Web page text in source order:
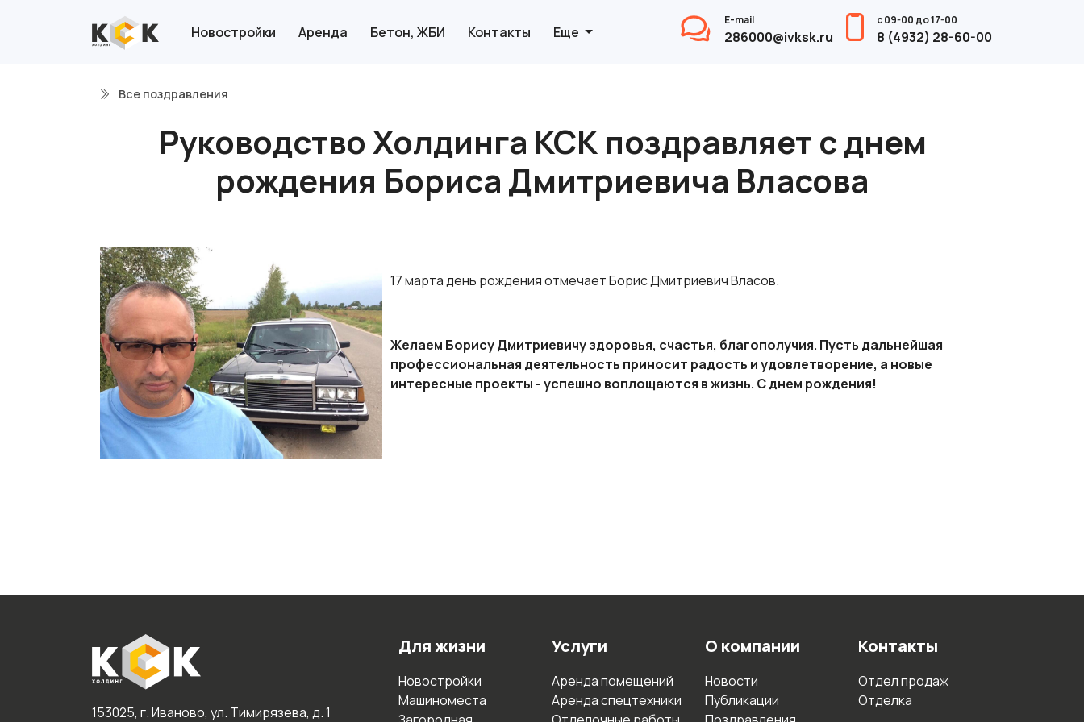
Новостройки Аренда Бетон, ЖБИ Контакты Еще
E-mail
286000@ivksk.ru
с 09-00 до 17-00
8 (4932) 28-60-00
Все поздравления
Руководство Холдинга КСК поздравляет с днем
рождения Бориса Дмитриевича Власова
17 марта день рождения отмечает Борис Дмитриевич Власов.
Желаем Борису Дмитриевичу здоровья, счастья, благополучия. Пусть дальнейшая
профессиональная деятельность приносит радость и удовлетворение, а новые
интересные проекты - успешно воплощаются в жизнь. С днем рождения!
153025, г. Иваново, ул. Тимирязева, д. 1
Для жизни
Новостройки
Машиноместа
Услуги
Аренда помещений
Аренда спецтехники
О компании
Новости
Публикации
Контакты
Отдел продаж
Отделка